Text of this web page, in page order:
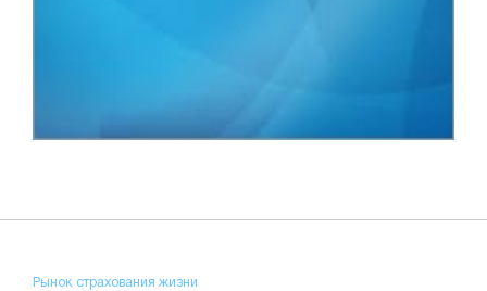
Рынок страхования жизни